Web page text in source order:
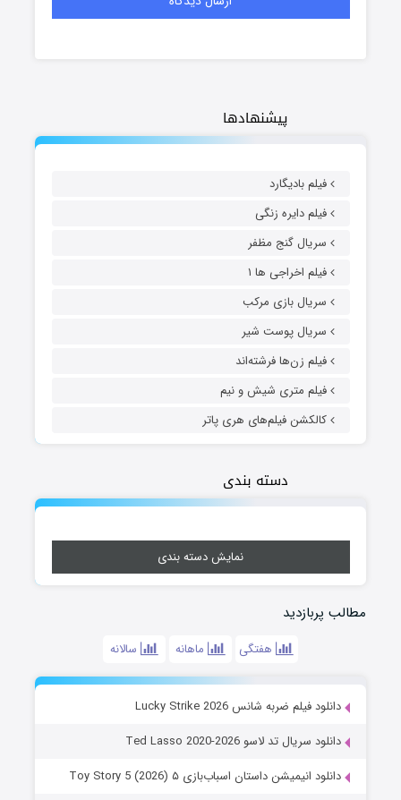
پیشنهادها
فیلم بادیگارد
فیلم دایره زنگی
سریال گنج مظفر
فیلم اخراجی ها ۱
سریال بازی مرکب
سریال پوست شیر
فیلم زن‌ها فرشته‌اند
فیلم متری شیش و نیم
کالکشن فیلم‌های هری پاتر
دسته بندی
نمایش دسته بندی
مطالب پربازدید
هفتگی ماهانه سالانه
دانلود فیلم ضربه شانس Lucky Strike 2026
دانلود سریال تد لاسو Ted Lasso 2020-2026
دانلود انیمیشن داستان اسباب‌بازی ۵ Toy Story 5 (2026)